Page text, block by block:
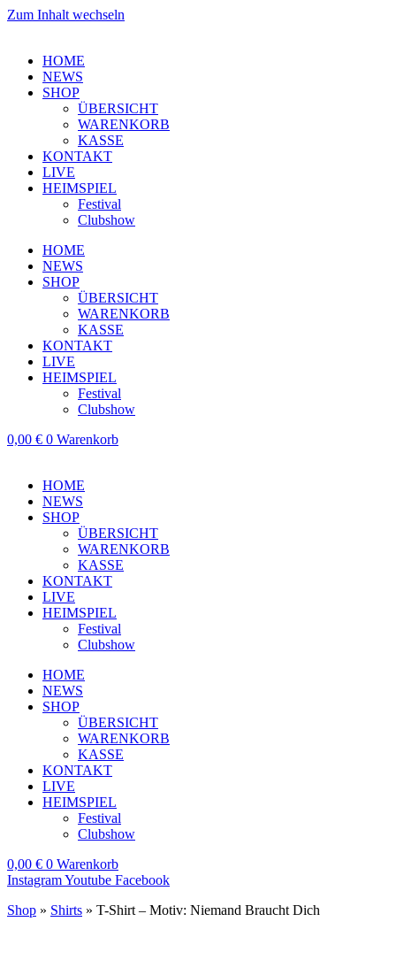
Zum Inhalt wechseln
HOME
NEWS
SHOP
ÜBERSICHT
WARENKORB
KASSE
KONTAKT
LIVE
HEIMSPIEL
Festival
Clubshow
HOME
NEWS
SHOP
ÜBERSICHT
WARENKORB
KASSE
KONTAKT
LIVE
HEIMSPIEL
Festival
Clubshow
0,00 € 0 Warenkorb
HOME
NEWS
SHOP
ÜBERSICHT
WARENKORB
KASSE
KONTAKT
LIVE
HEIMSPIEL
Festival
Clubshow
HOME
NEWS
SHOP
ÜBERSICHT
WARENKORB
KASSE
KONTAKT
LIVE
HEIMSPIEL
Festival
Clubshow
0,00 € 0 Warenkorb
InstagramYoutube Facebook
Shop » Shirts » T-Shirt – Motiv: Niemand Braucht Dich